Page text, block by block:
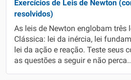
Exercícios de Leis de Newton
resolvidos)
As leis de Newton englobam três
Clássica: lei da inércia, lei
lei da ação e reação. Teste seus
as questões a seguir e não